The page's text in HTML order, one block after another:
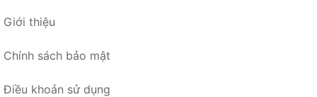
Giới thiệu
Chính sách bảo mật
Điều khoản sử dụng